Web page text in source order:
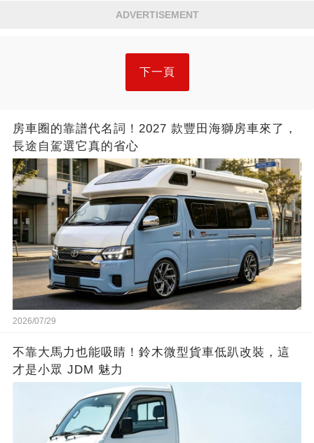
ADVERTISEMENT
下一頁
房車圈的靠譜代名詞！2027 款豐田海獅房車來了，
長途自駕選它真的省心
2026/07/29
不靠大馬力也能吸睛！鈴木微型貨車低趴改裝，這
才是小眾 JDM 魅力